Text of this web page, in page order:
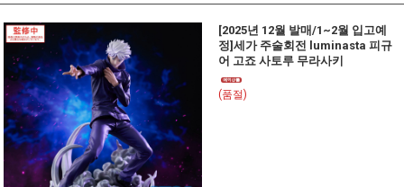
[2025년 12월 발매/1~2월 입고예
정]세가 주술회전 luminasta 피규
어 고죠 사토루 무라사키
(품절)